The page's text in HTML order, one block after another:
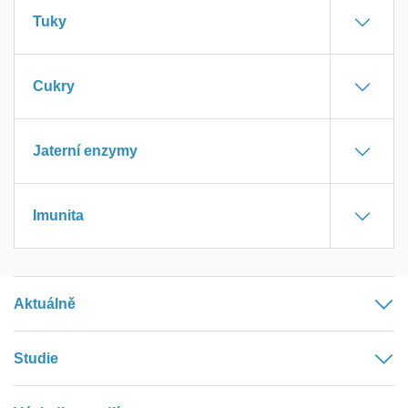
Tuky
Cukry
Jaterní enzymy
Imunita
Aktuálně
Studie